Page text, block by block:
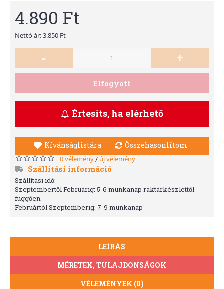
4.890 Ft
Nettó ár: 3.850 Ft
- +
Elfogyott
Értesíts, ha elérhető
Kívánságlistára Összehasonlítom
0 vélemény/ új vélemény
Szállítási információ
Szállítási idő:
Szeptembertől Februárig: 5-6 munkanap raktárkészlettől
függően.
Februártól Szeptemberig: 7-9 munkanap
LEÍRÁS
MÉRETEK, TULAJDONSÁGOK
VÉLEMÉNYEK (0)